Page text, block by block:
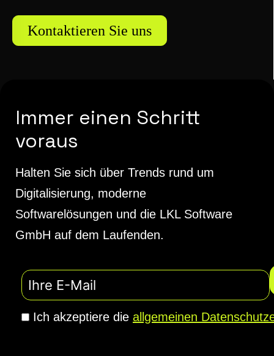
Kontaktieren Sie uns
Immer einen Schritt
voraus
Halten Sie sich über Trends rund um
Digitalisierung, moderne
Softwarelösungen und die LKL Software
GmbH auf dem Laufenden.
Ich akzeptiere die allgemeinen